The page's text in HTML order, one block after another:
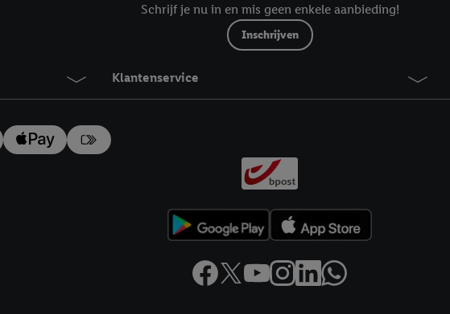
Schrijf je nu in en mis geen enkele aanbieding!
Inschrijven
Klantenservice